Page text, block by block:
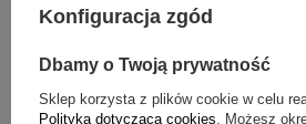
W koszyku możeszdodać projekt
wydrukować na wybranym
zamawianego towaru, a w przypadku
Konfiguracja zgód
Dbamy o Twoją prywatność
Sklep korzysta z plików cookie w celu
Polityką dotyczącą cookies. Możesz